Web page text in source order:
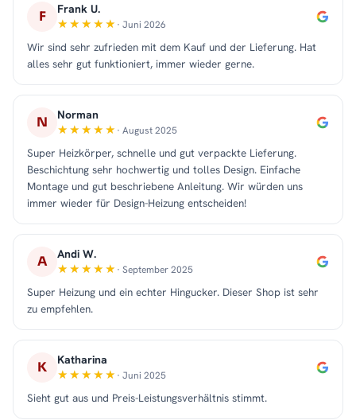
F Frank U.
· Juni 2026
Wir sind sehr zufrieden mit dem Kauf und der Lieferung. Hat
alles sehr gut funktioniert, immer wieder gerne.
N Norman
· August 2025
Super Heizkörper, schnelle und gut verpackte Lieferung.
Beschichtung sehr hochwertig und tolles Design. Einfache
Montage und gut beschriebene Anleitung. Wir würden uns
immer wieder für Design-Heizung entscheiden!
A Andi W.
· September 2025
Super Heizung und ein echter Hingucker. Dieser Shop ist sehr
zu empfehlen.
K Katharina
· Juni 2025
Sieht gut aus und Preis-Leistungsverhältnis stimmt.